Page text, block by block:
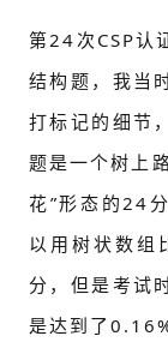
第24次CSP认
结构题，我当
打标记的细节
题是一个树上
花”形态的24
以用树状数组
分，但是考试
是达到了